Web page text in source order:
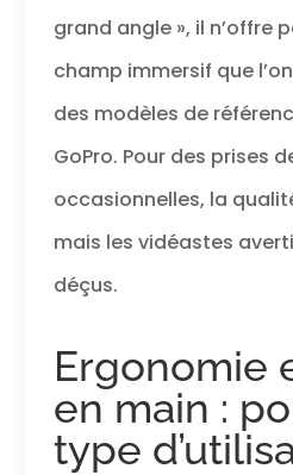
grand angle », il n’offre
champ immersif que
des modèles de
GoPro. Pour des prises
occasionnelles, la
mais les vidéastes
déçus.
Ergonomie
en main :
type